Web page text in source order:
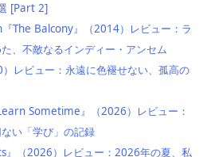
[Part 2]
The Balcony』（2014）レビュー：ラ
、不敵なるインディー・アンセム
）レビュー：永遠に色褪せない、孤高の
Sometime』（2026）レビュー：
い「学び」の記録
（2026）レビュー：2026年の夏、私